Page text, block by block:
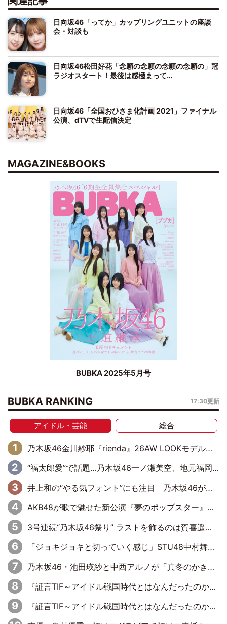
日向坂46「ってか」カップリングユニットの座談
会・対談も
日向坂46松田好花「念願の念願の念願の念願の」冠
ラジオスタート！最後は感極まって…
日向坂46「全国おひさま化計画 2021」ファイナル
公演、dTVで生配信決定
MAGAZINE&BOOKS
BUBKA 2025年5月号
BUBKA RANKING 17:30更新
アイドル・芸能 総合
乃木坂46金川紗耶『rienda』26AW LOOKモデルに就任
“福太郎愛”で話題…乃木坂46一ノ瀬美空、地元福岡『めんべい25周年トップサポーター』に就任
井上和の“やる気フォント”にも注目 乃木坂46が挑んだ書道パフォーマンスの舞台裏
AKB48が歌で魅せた新公演『夢のポップスター』 初日から全身全霊のステージ
3号連続“乃木坂46祭り” ラストを飾るのは賀喜遥香…5年ぶりの登場に「5年分大人になった私を見ていただけたら」
「ジョキジョキと切っていく感じ」STU48中村舞、新しい挑戦は自らの手で
乃木坂46・池田瑛紗と中西アルノが「真冬のかき氷」騒動で火花散らす！ 因縁の裏にあるのは、逆境をともに“凌”ぐ似た者同士の絆
『証言TIF～アイドル戦国時代とはなんだったのか～』第11回：私立恵比寿中学・真山りか×安本彩花「TIFで10年ぶりのキョンシーメイクをしたら、場を完全に引かせてしまって。時代が変わったんだなって」
『証言TIF～アイドル戦国時代とはなんだったのか～』第6回：でんぱ組.inc・古川未鈴×相沢梨紗「『ハロプロやりたかったな』って言ったら、夢眠ねむさんに『てめえはでんぱ組．incなんだよ！』って肩パンされて(笑)」